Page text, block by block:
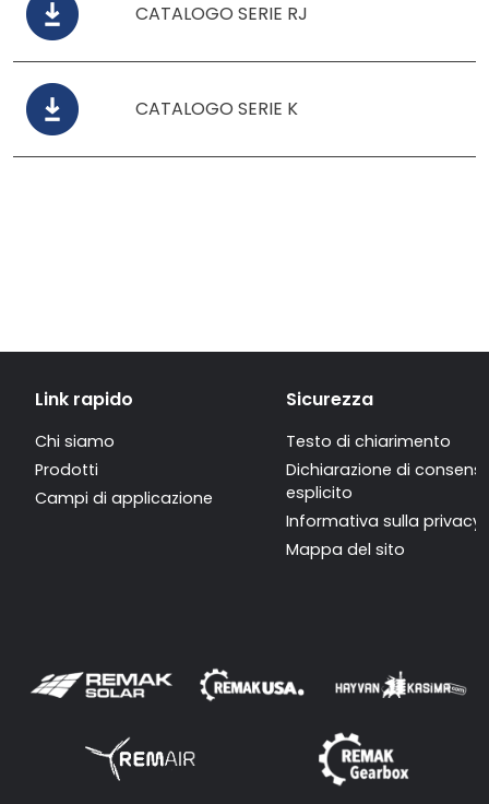
CATALOGO SERIE RJ
CATALOGO SERIE K
Link rapido
Chi siamo
Prodotti
Campi di applicazione
Sicurezza
Testo di chiarimento
Dichiarazione di
esplicito
Informativa sulla privacy
Mappa del sito